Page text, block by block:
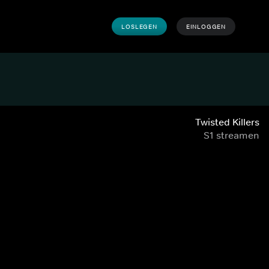
LOSLEGEN EINLOGGEN
Twisted Killers
S1 streamen